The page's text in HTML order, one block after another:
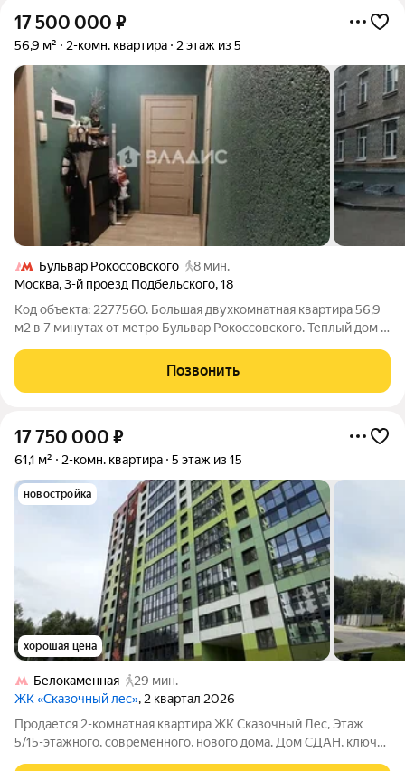
17 500 000 ₽
56,9 м² 2-комн. квартира 2 этаж из 5
Бульвар Рокоссовского
8 мин.
Москва,3-й проезд Подбельского,18
Код объекта: 2277560. Большая двухкомнатная квартира 56,9
м2 в 7 минутах от метро Бульвар Рокоссовского. Теплый дом и
квартире сделан ремонт с заменой электрики и в целом
хорошая косметика -
Позвонить
17 750 000 ₽
61,1 м² 2-комн. квартира 5 этаж из 15
новостройка
хорошая цена
Белокаменная
29 мин.
ЖК «Сказочный лес», 2 квартал 2026
Продается 2-комнатная квартира ЖК Сказочный Лес, Этаж
5/15-этажного, современного, нового дома. Дом СДАН, ключи